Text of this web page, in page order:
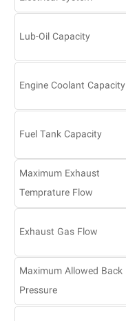
Lub-Oil Capacity
Engine Coolant Capacity
Fuel Tank Capacity
Maximum Exhaust
Temprature Flow
Exhaust Gas Flow
Maximum Allowed Back
Pressure